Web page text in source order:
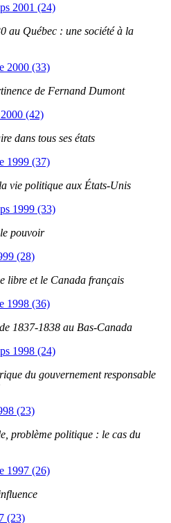
2001 (24)
au Québec : une société à la
2000 (33)
de Fernand Dumont
(42)
dans tous ses états
1999 (37)
vie politique aux États-Unis
1999 (33)
pouvoir
(28)
libre et le Canada français
1998 (36)
1837-1838 au Bas-Canada
1998 (24)
du gouvernement responsable
(23)
problème politique : le cas du
1997 (26)
(23)